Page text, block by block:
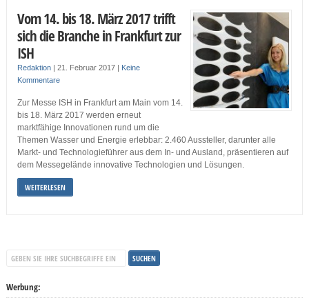
Vom 14. bis 18. März 2017 trifft
sich die Branche in Frankfurt zur
ISH
Redaktion| 21. Februar 2017 | Keine
Kommentare
Zur Messe ISH in Frankfurt am Main vom 14.
bis 18. März 2017 werden erneut
marktfähige Innovationen rund um die
Themen Wasser und Energie erlebbar: 2.460 Aussteller, darunter alle
Markt- und Technologieführer aus dem In- und Ausland, präsentieren auf
dem Messegelände innovative Technologien und Lösungen.
WEITERLESEN
Werbung: